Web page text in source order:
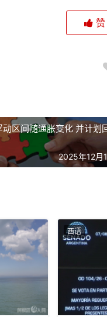
赞
区间随通胀变化 并计划
2025年12月
西语